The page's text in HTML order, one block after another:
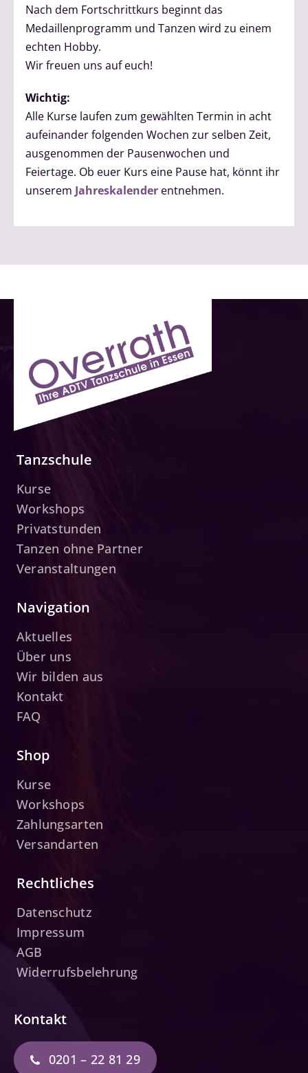
Nach dem Fortschrittkurs beginnt das
Medaillenprogramm und Tanzen wird zu einem
echten Hobby.
Wir freuen uns auf euch!
Wichtig:
Alle Kurse laufen zum gewählten Termin in acht
aufeinander folgenden Wochen zur selben Zeit,
ausgenommen der Pausenwochen und
Feiertage. Ob euer Kurs eine Pause hat, könnt ihr
unserem Jahreskalender entnehmen.
Tanzschule
Kurse
Workshops
Privatstunden
Tanzen ohne Partner
Veranstaltungen
Navigation
Aktuelles
Über uns
Wir bilden aus
Kontakt
FAQ
Kontakt
0201 – 22 81 29
Shop
Kurse
Workshops
Zahlungsarten
Versandarten
Rechtliches
Datenschutz
Impressum
AGB
Widerrufsbelehrung